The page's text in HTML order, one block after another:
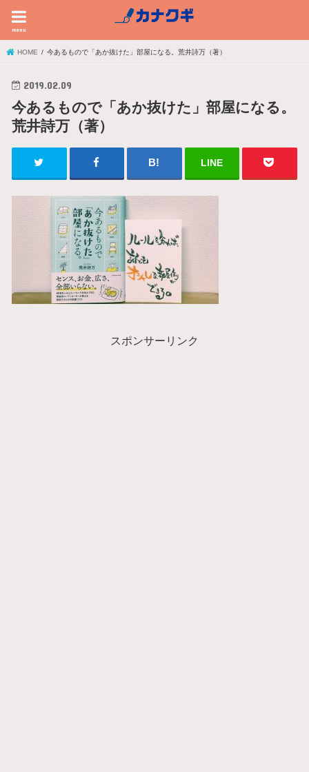
menu
HOME 今あるもので「あか抜けた」部屋になる。荒井詩万（著）
2019.02.09
今あるもので「あか抜けた」部屋になる。
荒井詩万（著）
LINE
スポンサーリンク